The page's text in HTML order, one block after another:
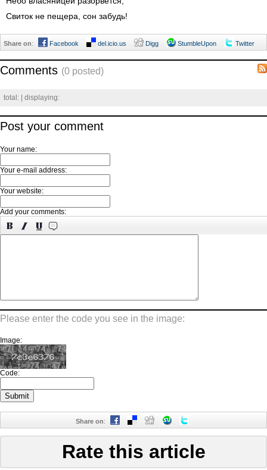
Свиток не пещера, сон забудь!
Share on: Facebook del.icio.us Digg StumbleUpon Twitter
Comments (0 posted)
total: | displaying:
Post your comment
Your name:
Your e-mail address:
Your website:
Add your comments:
Please enter the code you see in the image:
Image:
Code:
Share on:
Rate this article